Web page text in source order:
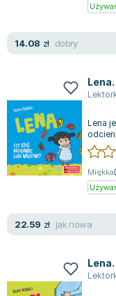
Książki do nauk
Książki do nauk
Prawo - książki dla
Technologia
Zarządzanie i
Nauka języków
Podręczniki dla
Repetytoria, testy
Wanda Chotomska
Clive Staples Lewis
Martyna
Melissa De la Cruz
Blanka Lipińska
Jaś Kapela
Agatha Christie
Marcin Kowalczyk
Joanna Jabłczyńska
Piotr Kościelny
14.08 zł dobry
Lena
i
Miękka
22.59 zł jak nowa